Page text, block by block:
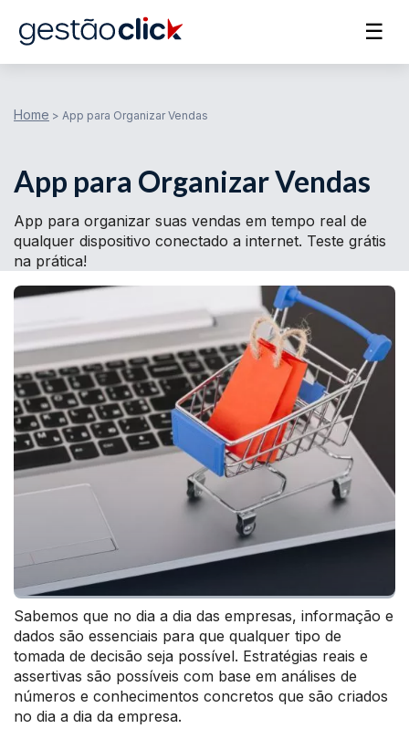
☰
Home > App para Organizar Vendas
App para Organizar Vendas
App para organizar suas vendas em tempo real de
qualquer dispositivo conectado a internet. Teste grátis
na prática!
Sabemos que no dia a dia das empresas, informação e
dados são essenciais para que qualquer tipo de
tomada de decisão seja possível. Estratégias reais e
assertivas são possíveis com base em análises de
números e conhecimentos concretos que são criados
no dia a dia da empresa.